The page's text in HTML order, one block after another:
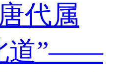
代属
道”——